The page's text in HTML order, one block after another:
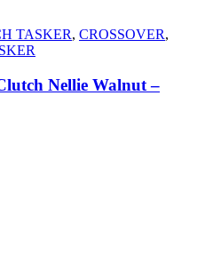
TASKER, CROSSOVER,
Nellie Walnut –